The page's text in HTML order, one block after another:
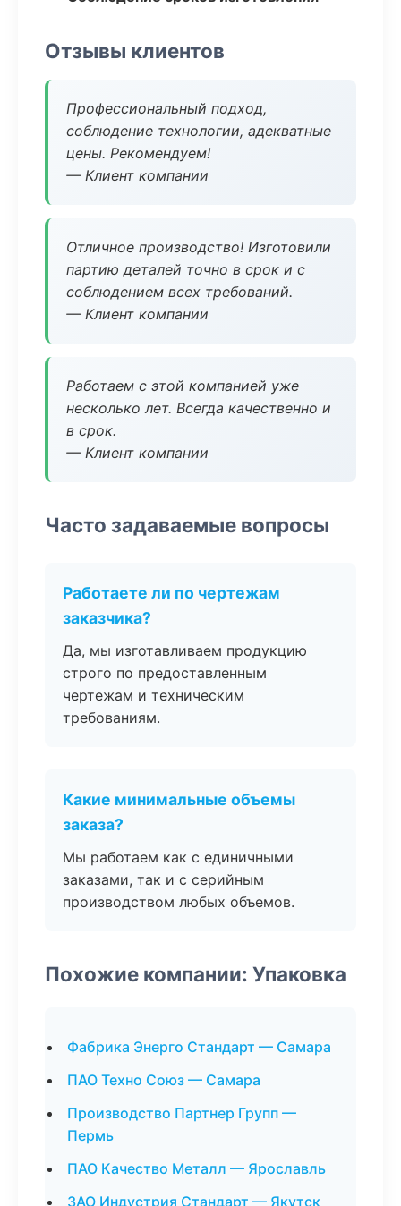
Отзывы клиентов
Профессиональный подход,
соблюдение технологии, адекватные
цены. Рекомендуем!
— Клиент компании
Отличное производство! Изготовили
партию деталей точно в срок и с
соблюдением всех требований.
— Клиент компании
Работаем с этой компанией уже
несколько лет. Всегда качественно и
в срок.
— Клиент компании
Часто задаваемые вопросы
Работаете ли по чертежам
заказчика?
Да, мы изготавливаем продукцию
строго по предоставленным
чертежам и техническим
требованиям.
Какие минимальные объемы
заказа?
Мы работаем как с единичными
заказами, так и с серийным
производством любых объемов.
Похожие компании: Упаковка
Фабрика Энерго Стандарт — Самара
ПАО Техно Союз — Самара
Производство Партнер Групп —
Пермь
ПАО Качество Металл — Ярославль
ЗАО Индустрия Стандарт — Якутск